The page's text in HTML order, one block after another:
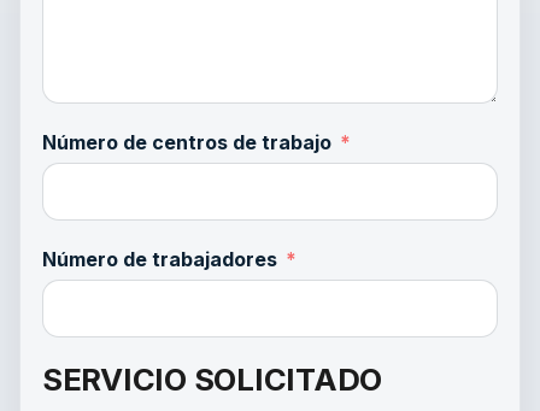
Número de centros de trabajo
Número de trabajadores
SERVICIO SOLICITADO